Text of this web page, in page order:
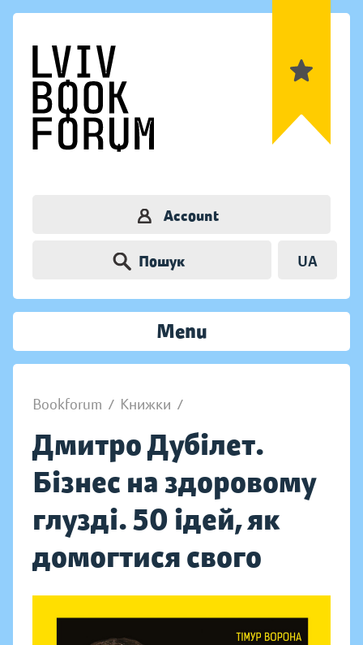
Account
Пошук UA
Menu
Bookforum / Книжки /
Дмитро Дубілет.
Бізнес на здоровому
глузді. 50 ідей, як
домогтися свого